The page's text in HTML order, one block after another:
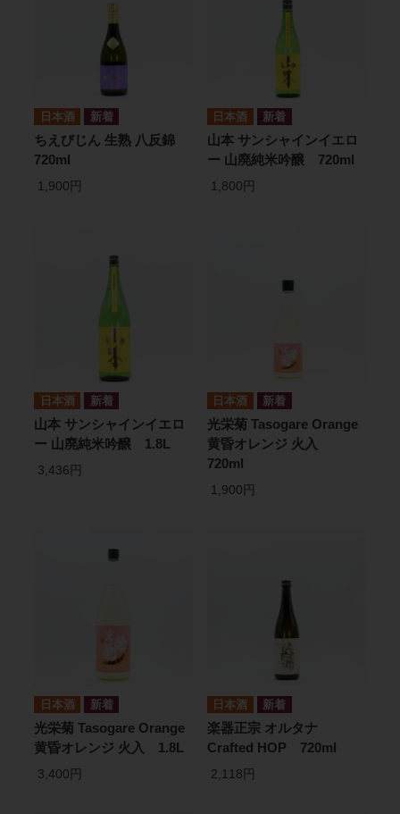
日本酒
ちえびじん 生熟 八反錦
720ml
1,900円
日本酒
山本 サンシャインイエロ
ー 山廃純米吟醸 720ml
1,800円
日本酒
山本 サンシャインイエロ
ー 山廃純米吟醸 1.8L
3,436円
日本酒
光栄菊 Tasogare Orange
黄昏オレンジ 火入
720ml
1,900円
日本酒
光栄菊 Tasogare Orange
黄昏オレンジ 火入 1.8L
3,400円
日本酒
楽器正宗 オルタナ
Crafted HOP 720ml
2,118円